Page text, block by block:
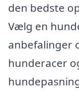
den bedste
Vælg en
anbefalinger
hunderacer